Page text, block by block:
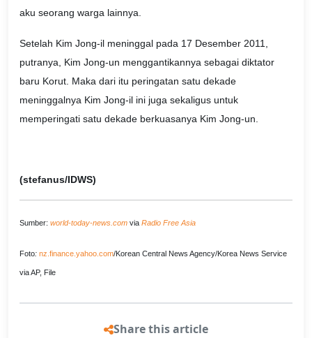
aku seorang warga lainnya.
Setelah Kim Jong-il meninggal pada 17 Desember 2011,
putranya, Kim Jong-un menggantikannya sebagai diktator
baru Korut. Maka dari itu peringatan satu dekade
meninggalnya Kim Jong-il ini juga sekaligus untuk
memperingati satu dekade berkuasanya Kim Jong-un.
(stefanus/IDWS)
Sumber: world-today-news.com via Radio Free Asia
Foto: nz.finance.yahoo.com/Korean Central News Agency/Korea News Service
via AP, File
Share this article